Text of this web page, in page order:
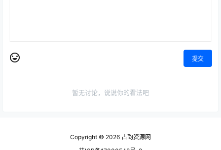
提交
暂无讨论，说说你的看法吧
Copyright © 2026 古韵资源网